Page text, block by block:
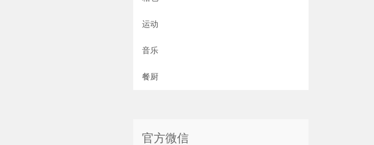
运动
音乐
餐厨
官方微信